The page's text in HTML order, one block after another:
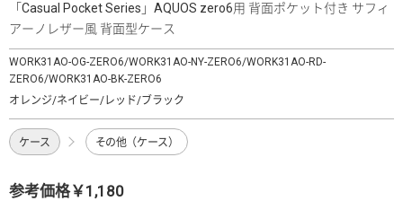
「Casual Pocket Series」AQUOS zero6用 背面ポケット付き サフィ
アーノレザー風 背面型ケース
WORK31AO-OG-ZERO6/WORK31AO-NY-ZERO6/WORK31AO-RD-
ZERO6/WORK31AO-BK-ZERO6
オレンジ/ネイビー/レッド/ブラック
ケース その他（ケース）
参考価格￥1,180